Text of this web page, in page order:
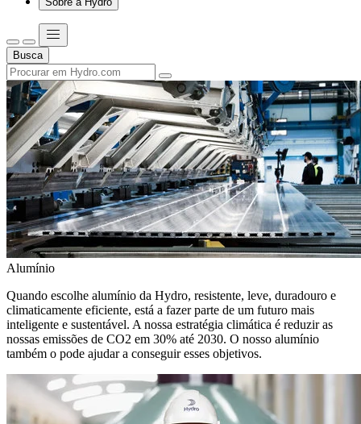
Busca
Alumínio
Quando escolhe alumínio da Hydro, resistente, leve, duradouro e
climaticamente eficiente, está a fazer parte de um futuro mais
inteligente e sustentável. A nossa estratégia climática é reduzir as
nossas emissões de CO2 em 30% até 2030. O nosso alumínio
também o pode ajudar a conseguir esses objetivos.